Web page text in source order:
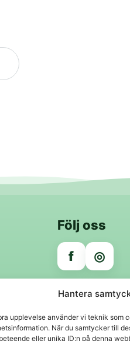
Hantera
upplevelse använder vi teknik som
När du samtycker till
eller unika ID:n på denna
Följ oss
f ◎
Trygga
Klarna VISA